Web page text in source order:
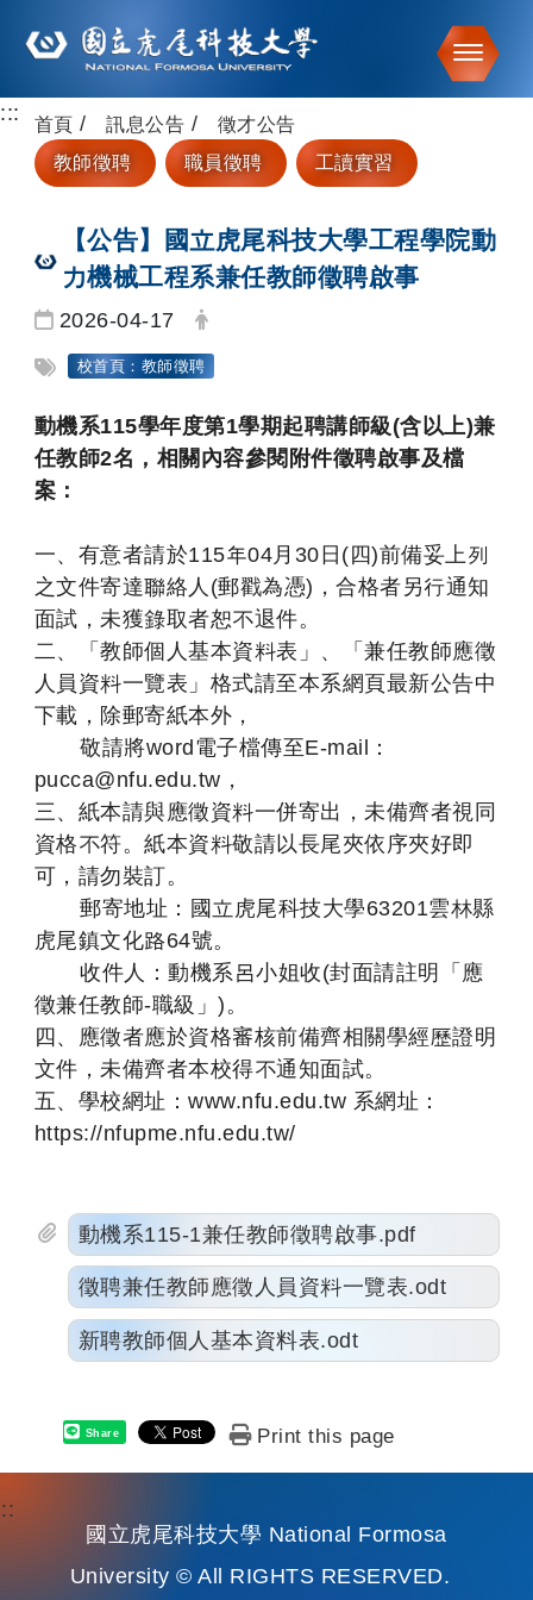
跳到主要內容
::: 首頁 訊息公告
徵才公告
教師徵聘
職員徵聘 工讀實習
【公告】國立虎尾科技大學工程學院動
力機械工程系兼任教師徵聘啟事
日期：
2026-04-17
發布者：
標籤：
校首頁：教師徵聘
動機系115學年度第1學期起聘講師級(含以上)兼
任教師2名，相關內容參閱附件徵聘啟事及檔
案：
一、有意者請於115年04月30日(四)前備妥上列
之文件寄達聯絡人(郵戳為憑)，合格者另行通知
面試，未獲錄取者恕不退件。
二、「教師個人基本資料表」、「兼任教師應徵
人員資料一覽表」格式請至本系網頁最新公告中
下載，除郵寄紙本外，
敬請將word電子檔傳至E-mail：
pucca@nfu.edu.tw，
三、紙本請與應徵資料一併寄出，未備齊者視同
資格不符。紙本資料敬請以長尾夾依序夾好即
可，請勿裝訂。
郵寄地址：國立虎尾科技大學63201雲林縣
虎尾鎮文化路64號。
收件人：動機系呂小姐收(封面請註明「應
徵兼任教師-職級」)。
四、應徵者應於資格審核前備齊相關學經歷證明
文件，未備齊者本校得不通知面試。
五、學校網址：www.nfu.edu.tw 系網址：
https://nfupme.nfu.edu.tw/
動機系115-1兼任教師徵聘啟事.pdf
徵聘兼任教師應徵人員資料一覽表.odt
新聘教師個人基本資料表.odt
Share Print this page
國立虎尾科技大學 National Formosa
University © All RIGHTS RESERVED.